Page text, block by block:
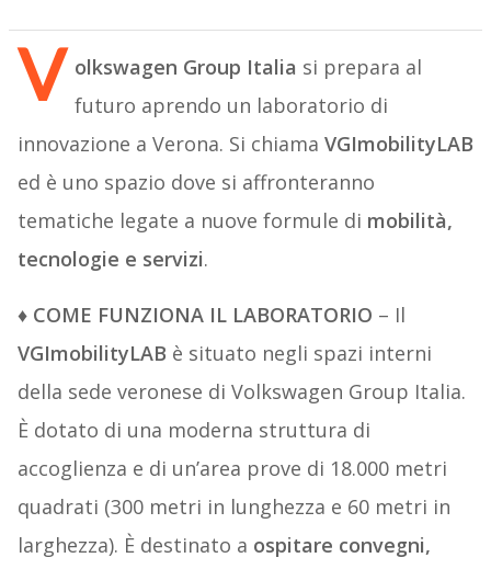
V olkswagen Group Italia si prepara al
futuro aprendo un laboratorio di
innovazione a Verona. Si chiama VGImobilityLAB
ed è uno spazio dove si affronteranno
tematiche legate a nuove formule di mobilità,
tecnologie e servizi.
♦ COME FUNZIONA IL LABORATORIO – Il
VGImobilityLAB è situato negli spazi interni
della sede veronese di Volkswagen Group Italia.
È dotato di una moderna struttura di
accoglienza e di un’area prove di 18.000 metri
quadrati (300 metri in lunghezza e 60 metri in
larghezza). È destinato a ospitare convegni,